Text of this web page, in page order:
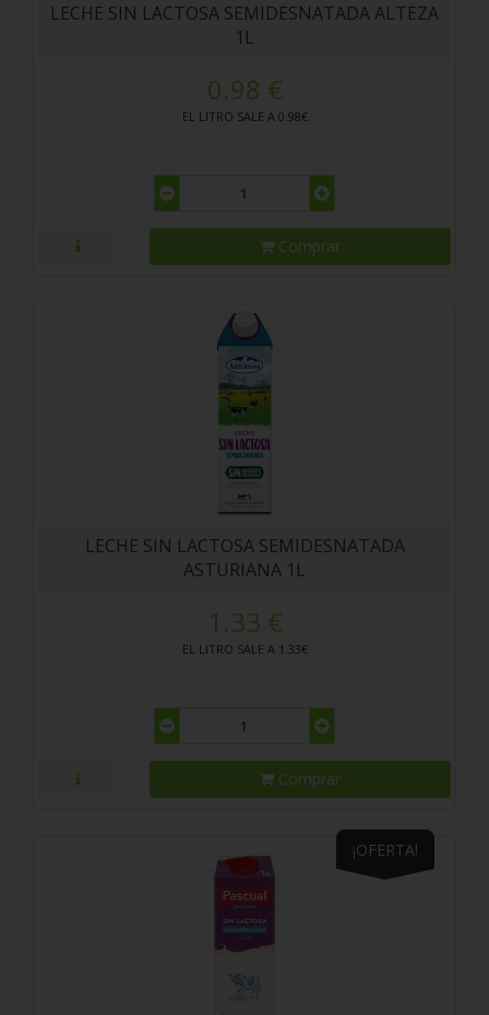
LECHE SIN LACTOSA SEMIDESNATADA ALTEZA
1L
0.98 €
EL LITRO SALE A 0.98€
Comprar
LECHE SIN LACTOSA SEMIDESNATADA
ASTURIANA 1L
1.33 €
EL LITRO SALE A 1.33€
Comprar
¡OFERTA!